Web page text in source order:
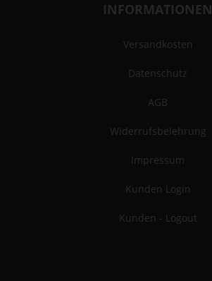
INFORMATIONEN
Versandkosten
Datenschutz
AGB
Widerrufsbelehrung
Impressum
Kunden Login
Kunden - Logout